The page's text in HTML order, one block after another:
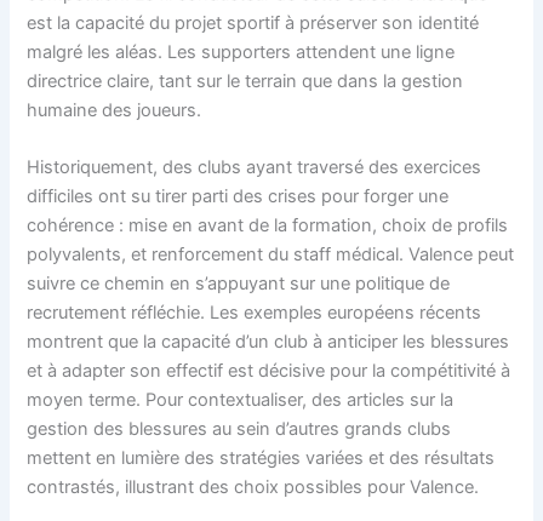
est la capacité du projet sportif à préserver son identité
malgré les aléas. Les supporters attendent une ligne
directrice claire, tant sur le terrain que dans la gestion
humaine des joueurs.
Historiquement, des clubs ayant traversé des exercices
difficiles ont su tirer parti des crises pour forger une
cohérence : mise en avant de la formation, choix de profils
polyvalents, et renforcement du staff médical. Valence peut
suivre ce chemin en s’appuyant sur une politique de
recrutement réfléchie. Les exemples européens récents
montrent que la capacité d’un club à anticiper les blessures
et à adapter son effectif est décisive pour la compétitivité à
moyen terme. Pour contextualiser, des articles sur la
gestion des blessures au sein d’autres grands clubs
mettent en lumière des stratégies variées et des résultats
contrastés, illustrant des choix possibles pour Valence.